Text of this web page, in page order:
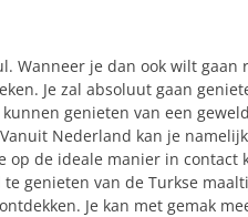
Wanneer je dan ook wilt gaan
Je zal absoluut gaan
genieten van een
Nederland kan je
de ideale manier in contact
genieten van de Turkse
Je kan met gemak